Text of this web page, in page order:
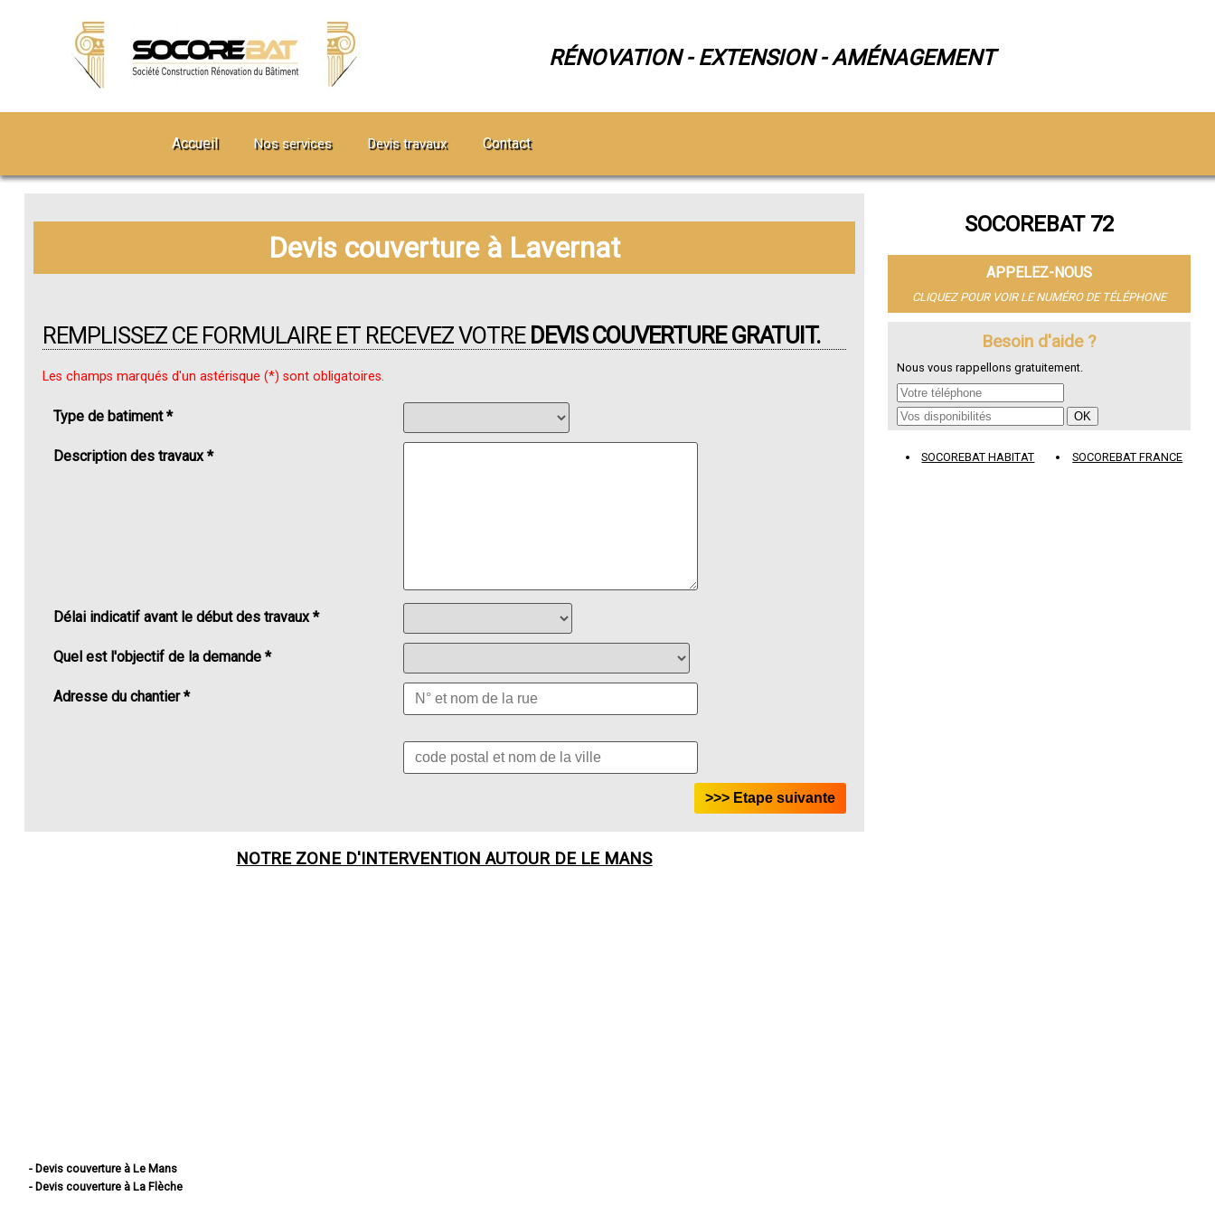
RÉNOVATION - EXTENSION - AMÉNAGEMENT
Accueil Nos services Devis travaux Contact
Devis couverture à Lavernat
REMPLISSEZ CE FORMULAIRE ET RECEVEZ VOTRE DEVIS COUVERTURE GRATUIT.
Les champs marqués d'un astérisque (*) sont obligatoires.
Type de batiment *
Description des travaux *
Délai indicatif avant le début des travaux *
Quel est l'objectif de la demande *
Adresse du chantier *
NOTRE ZONE D'INTERVENTION AUTOUR DE LE MANS
- Devis couverture à Le Mans
- Devis couverture à La Flèche
SOCOREBAT 72
APPELEZ-NOUS
CLIQUEZ POUR VOIR LE NUMÉRO DE TÉLÉPHONE
Besoin d'aide ?
Nous vous rappellons gratuitement.
SOCOREBAT HABITAT SOCOREBAT FRANCE